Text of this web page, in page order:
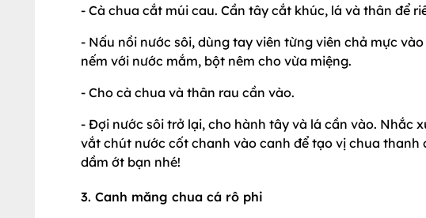
- Cà chua cắt múi cau. Cần tây cắt khúc, lá và thân để
- Nấu nồi nước sôi, dùng tay viên từng viên chả mực
nếm với nước mắm, bột nêm cho vừa miệng.
- Cho cà chua và thân rau cần vào.
- Đợi nước sôi trở lại, cho hành tây và lá cần vào. Nhắc
vắt chút nước cốt chanh vào canh để tạo vị chua
dầm ớt bạn nhé!
3. Canh măng chua cá rô phi